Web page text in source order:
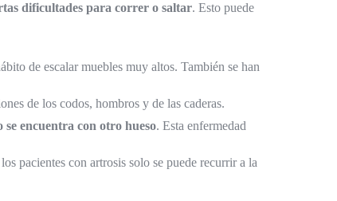
dificultades para correr o saltar. Esto puede
de escalar muebles muy altos. También se han
de los codos, hombros y de las caderas.
encuentra con otro hueso. Esta enfermedad
pacientes con artrosis solo se puede recurrir a la